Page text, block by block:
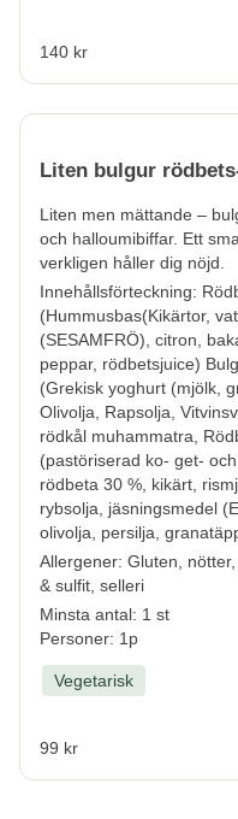
140 kr
Liten bulgur
Liten men mättande –
och halloumibiffar. Ett
verkligen håller dig nöjd.
Innehållsförteckning:
(Hummusbas(Kikärtor,
(SESAMFRÖ), citron,
peppar, rödbetsjuice)
(Grekisk yoghurt (mjölk,
Olivolja, Rapsolja,
rödkål muhammatra,
(pastöriserad ko- get-
rödbeta 30 %, kikärt,
rybsolja, jäsningsmedel
olivolja, persilja,
Allergener: Gluten,
& sulfit, selleri
Minsta antal: 1 st
Personer: 1p
Vegetarisk
99 kr